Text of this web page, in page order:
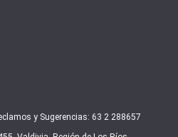
y Sugerencias: 63 2 288657